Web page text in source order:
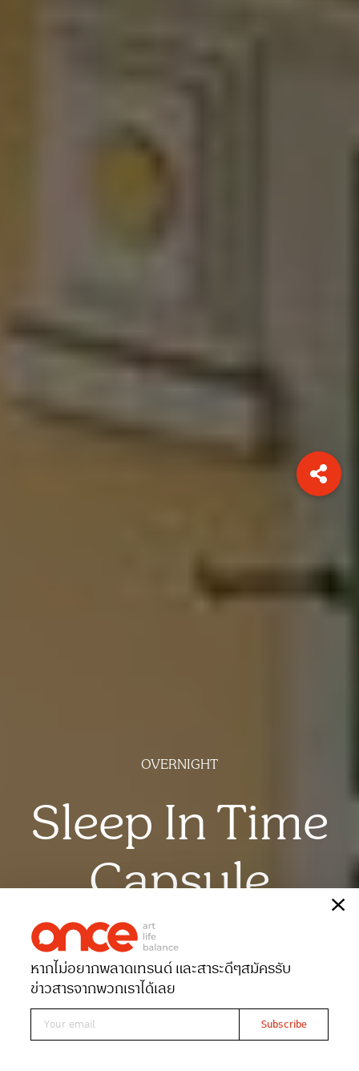
OVERNIGHT
Sleep In Time
Capsule
เรื่องพิชามญชุ์ พูนสวัสดิ์พงศ์
ภาพฉัตรชัย มาตยภูธร
Date 04-12-2024Views 2272
หากไม่อยากพลาดเทรนด์ และสาระดีๆสมัครรับ
ข่าวสารจากพวกเราได้เลย